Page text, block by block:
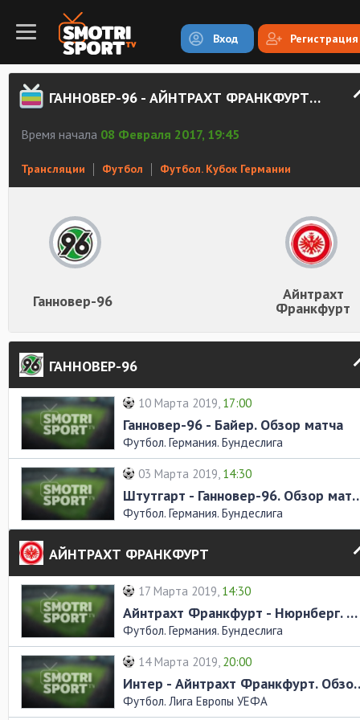
Вход Регистрация
ГАННОВЕР-96 - АЙНТРАХТ ФРАНКФУРТ СМОТРЕТЬ ОНЛАЙН
Время начала 08 Февраля 2017, 19:45
Трансляции Футбол Футбол. Кубок Германии
Ганновер-96 Айнтрахт
Франкфурт
ГАННОВЕР-96
10 Марта 2019, 17:00
Ганновер-96 - Байер. Обзор матча
Футбол. Германия. Бундеслига
03 Марта 2019, 14:30
Штутгарт -
Футбол. Германия. Бундеслига
АЙНТРАХТ ФРАНКФУРТ
17 Марта 2019, 14:30
Айнтрахт Франкфурт - Нюрнберг. Обзор матча
Футбол. Германия. Бундеслига
14 Марта 2019, 20:00
Интер -
Футбол. Лига Европы УЕФА